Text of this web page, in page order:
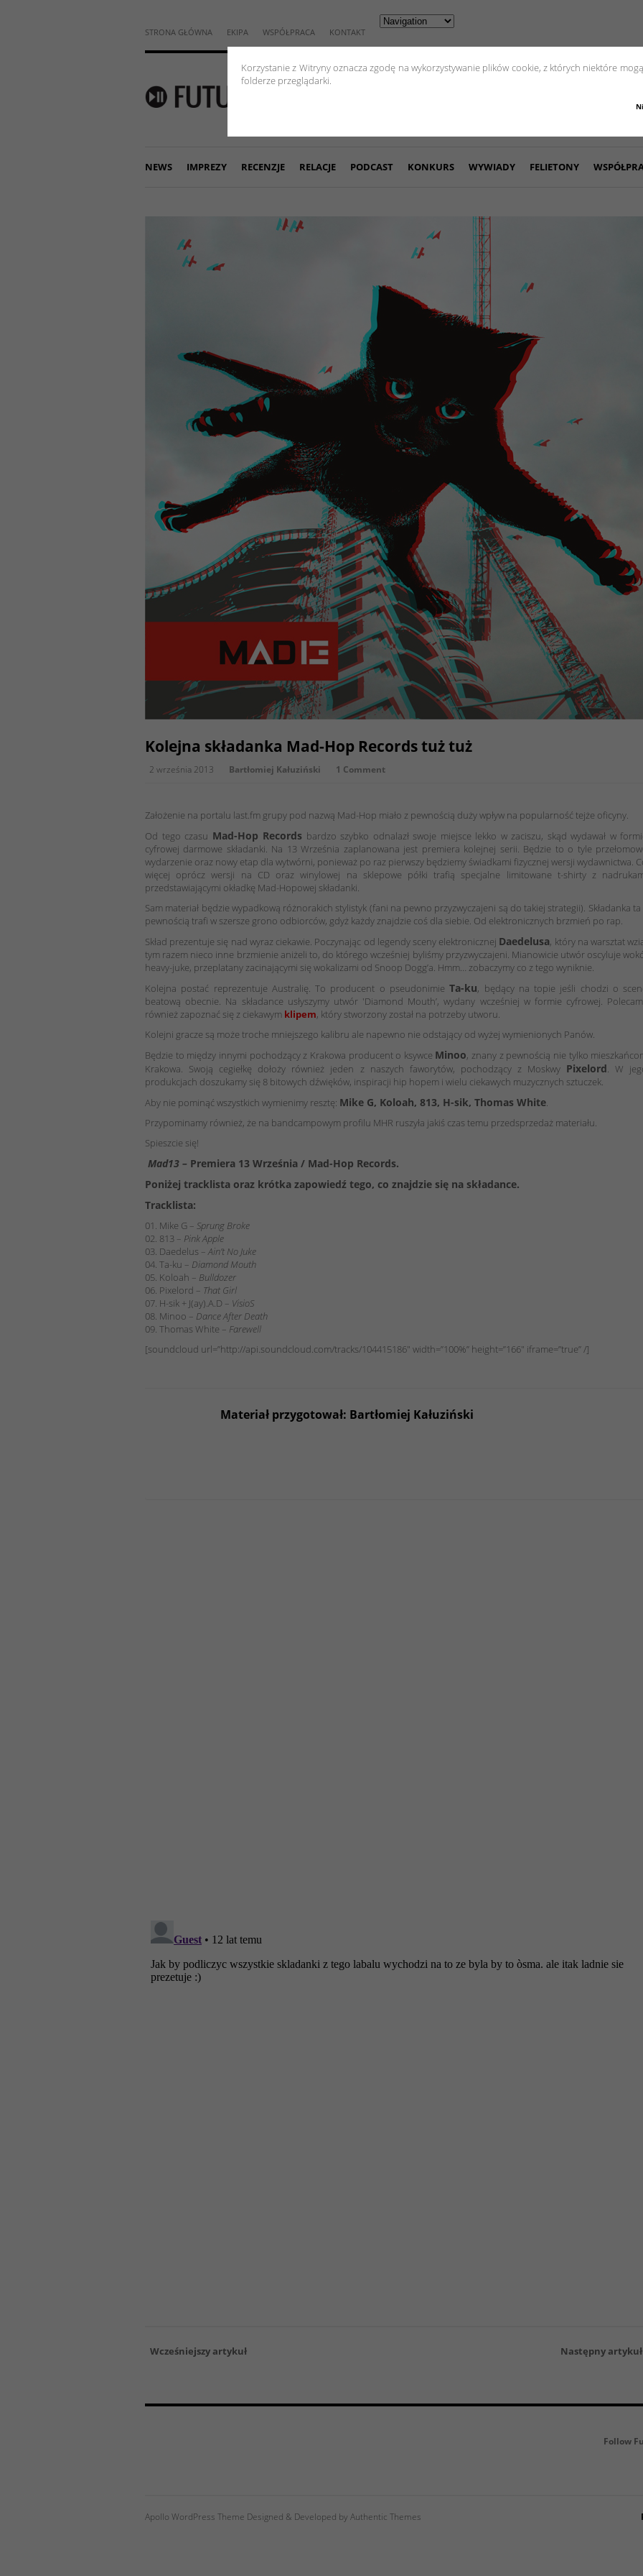
Korzystanie z Witryny oznacza zgodę na wykorzystywanie plików cookie, z których niektóre
folderze przeglądarki.
STRONA GŁÓWNA EKIPA WSPÓŁPRACA KONTAKT
NEWS IMPREZY RECENZJE RELACJE PODCAST KONKURS WYWIADY FELIETONY
Kolejna składanka Mad-Hop Records tuż tuż
2 września 2013 Bartłomiej Kałuziński 1 Comment
Założenie na portalu last.fm grupy pod nazwą Mad-Hop miało z pewnością duży wpływ na popularność tejże oficyny.
Od tego czasu Mad-Hop Records bardzo szybko odnalazł swoje miejsce lekko w zaciszu, skąd wydawał w
cyfrowej darmowe składanki. Na 13 Września zaplanowana jest premiera kolejnej serii. Będzie to o tyle
wydarzenie oraz nowy etap dla wytwórni, ponieważ po raz pierwszy będziemy świadkami fizycznej wersji wydawnictwa.
więcej oprócz wersji na CD oraz winylowej na sklepowe półki trafią specjalne limitowane t-shirty z
przedstawiającymi okładkę Mad-Hopowej składanki.
Sam materiał będzie wypadkową różnorakich stylistyk (fani na pewno przyzwyczajeni są do takiej strategii). Składanka ta
pewnością trafi w szersze grono odbiorców, gdyż każdy znajdzie coś dla siebie. Od elektronicznych brzmień po rap.
Skład prezentuje się nad wyraz ciekawie. Poczynając od legendy sceny elektronicznej Daedelusa, który na warsztat
tym razem nieco inne brzmienie aniżeli to, do którego wcześniej byliśmy przyzwyczajeni. Mianowicie utwór oscyluje
heavy-juke, przeplatany zacinającymi się wokalizami od Snoop Dogg’a. Hmm… zobaczymy co z tego wyniknie.
Kolejna postać reprezentuje Australię. To producent o pseudonimieTa-ku, będący na topie jeśli chodzi o
beatową obecnie. Na składance usłyszymy utwór 'Diamond Mouth’, wydany wcześniej w formie cyfrowej.
również zapoznać się z ciekawym klipem, który stworzony został na potrzeby utworu.
Kolejni gracze są może troche mniejszego kalibru ale napewno nie odstający od wyżej wymienionych Panów.
Będzie to między innymi pochodzący z Krakowa producent o ksywce Minoo, znany z pewnością nie tylko
Krakowa. Swoją cegiełkę dołoży również jeden z naszych faworytów, pochodzący z Moskwy Pixelord. W
produkcjach doszukamy się 8 bitowych dźwięków, inspiracji hip hopem i wielu ciekawych muzycznych sztuczek.
Aby nie pominąć wszystkich wymienimy resztę: Mike G, Koloah, 813, H-sik, Thomas White.
Przypominamy również, że na bandcampowym profilu MHR ruszyła jakiś czas temu przedsprzedaż materiału.
Spieszcie się!
Mad13 – Premiera 13 Września / Mad-Hop Records.
Poniżej tracklista oraz krótka zapowiedź tego, co znajdzie się na składance.
Tracklista:
01. Mike G – Sprung Broke
02. 813 – Pink Apple
03. Daedelus –Ain’t No Juke
04. Ta-ku – Diamond Mouth
05. Koloah – Bulldozer
06. Pixelord – That Girl
07. H-sik + J(ay).A.D – VisioS
08. Minoo – Dance After Death
09. Thomas White – Farewell
[soundcloud url=”http://api.soundcloud.com/tracks/104415186″ width=”100%” height=”166″ iframe=”true” /]
Materiał przygotował: Bartłomiej Kałuziński
Wcześniejszy artykuł Następny artykuł
Follow
Apollo WordPress Theme Designed & Developed by Authentic Themes